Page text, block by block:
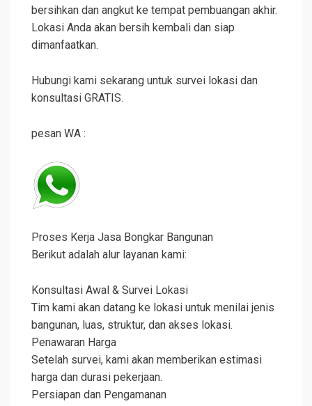
bersihkan dan angkut ke tempat pembuangan akhir.
Lokasi Anda akan bersih kembali dan siap
dimanfaatkan.
Hubungi kami sekarang untuk survei lokasi dan
konsultasi GRATIS.
pesan WA :
Proses Kerja Jasa Bongkar Bangunan
Berikut adalah alur layanan kami:
Konsultasi Awal & Survei Lokasi
Tim kami akan datang ke lokasi untuk menilai jenis
bangunan, luas, struktur, dan akses lokasi.
Penawaran Harga
Setelah survei, kami akan memberikan estimasi
harga dan durasi pekerjaan.
Persiapan dan Pengamanan